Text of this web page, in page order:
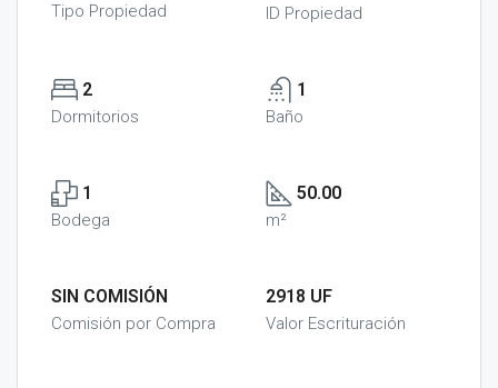
Tipo Propiedad ID Propiedad
2
Dormitorios
1
Baño
1
Bodega
50.00
m²
SIN COMISIÓN
Comisión por Compra
2918 UF
Valor Escrituración